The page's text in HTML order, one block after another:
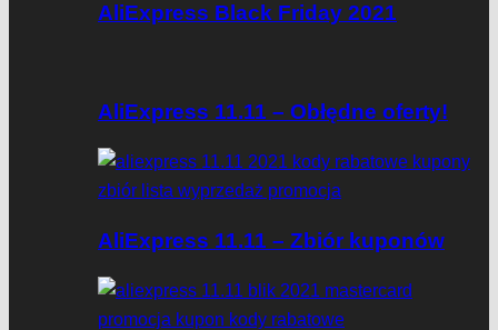
AliExpress Black Friday 2021
AliExpress 11.11 – Obłędne oferty!
AliExpress 11.11 – Zbiór kuponów